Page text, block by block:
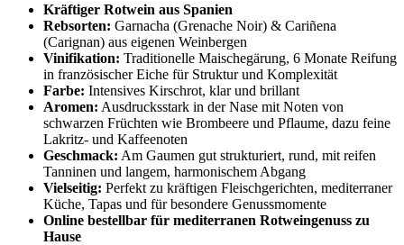
Kräftiger Rotwein aus Spanien
Rebsorten: Garnacha (Grenache Noir) & Cariñena
(Carignan) aus eigenen Weinbergen
Vinifikation: Traditionelle Maischegärung, 6 Monate Reifung
in französischer Eiche für Struktur und Komplexität
Farbe: Intensives Kirschrot, klar und brillant
Aromen: Ausdrucksstark in der Nase mit Noten von
schwarzen Früchten wie Brombeere und Pflaume, dazu feine
Lakritz- und Kaffeenoten
Geschmack: Am Gaumen gut strukturiert, rund, mit reifen
Tanninen und langem, harmonischem Abgang
Vielseitig: Perfekt zu kräftigen Fleischgerichten, mediterraner
Küche, Tapas und für besondere Genussmomente
Online bestellbar für mediterranen Rotweingenuss zu
Hause